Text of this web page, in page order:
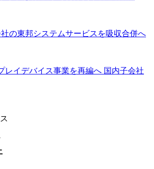
の東邦システムサービスを吸収合併へ
レイデバイス事業を再編へ 国内子会社